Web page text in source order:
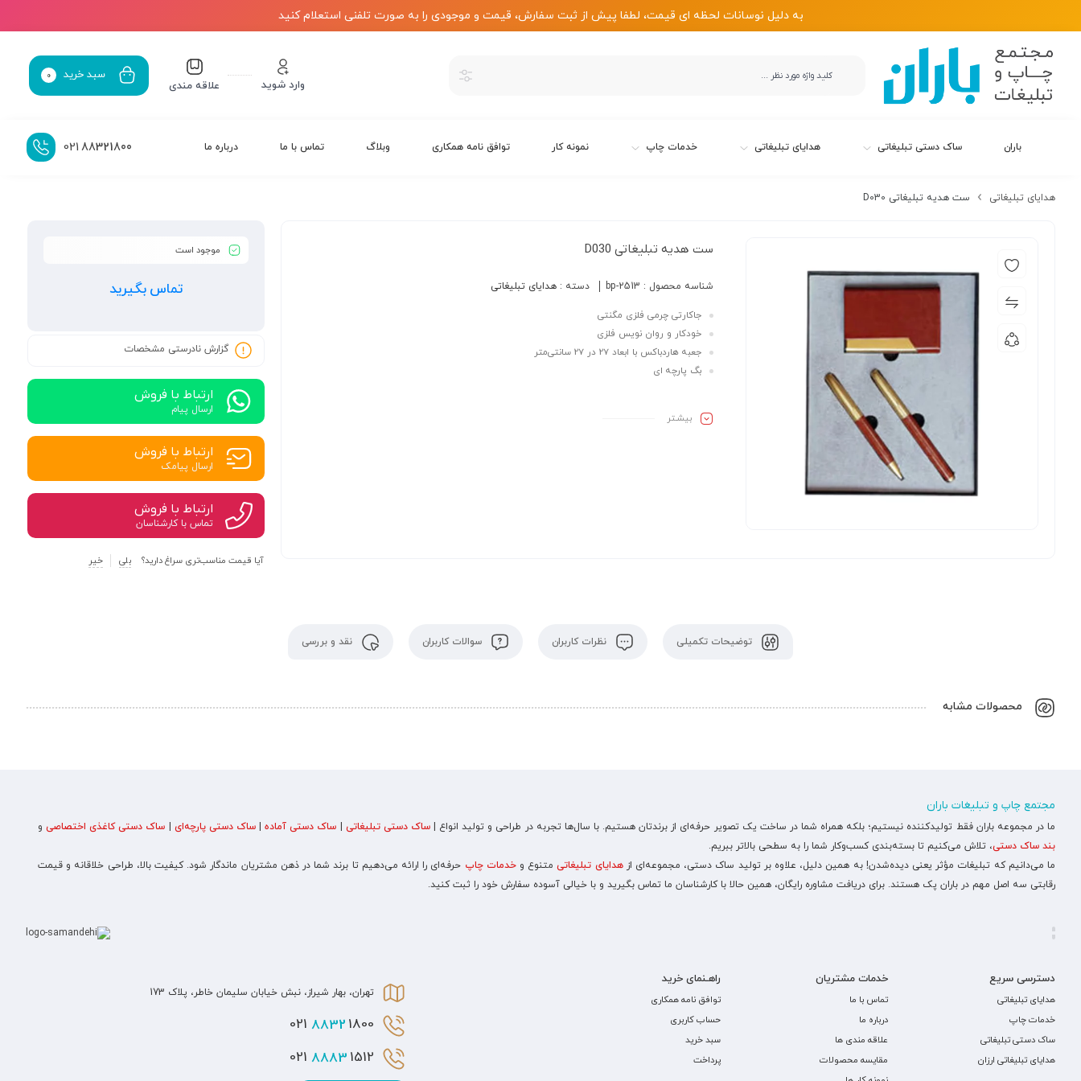
به دلیل نوسانات لحظه ای قیمت، لطفا پیش از ثبت سفارش، قیمت و موجودی را به صورت تلفنی استعلام کنید
وارد شوید علاقه مندی
سبد خرید 0
باران ساک دستی تبلیغاتی هدایای تبلیغاتی خدمات چاپ نمونه کار توافق نامه همکاری وبلاگ تماس با ما درباره ما 88321800
021
هدایای تبلیغاتی ست هدیه تبلیغاتی D030
ست هدیه تبلیغاتی D030
شناسه محصول : bp-2513 دسته : هدایای تبلیغاتی
جاکارتی چرمی فلزی مگنتی
خودکار و روان نویس فلزی
جعبه هاردباکس با ابعاد 27 در 27 سانتی‌متر
بگ پارچه ای
بیشـتر
موجود است
تماس بگیرید
گزارش نادرستی مشخصات
ارتباط با فروش
ارسال پیام
ارتباط با فروش
ارسال پیامک
ارتباط با فروش
تماس با کارشناسان
آیا قیمت مناسب‌تری سراغ دارید؟ بلی خیر
توضیحات تکمیلی نظرات کاربران سوالات کاربران نقد و بررسی
محصولات مشابه
مجتمع چاپ و تبلیغات باران
ما در مجموعه باران فقط تولیدکننده نیستیم؛ بلکه همراه شما در ساخت یک تصویر حرفه‌ای از برندتان هستیم. با سال‌ها تجربه در طراحی و تولید انواع |ساک دستی تبلیغاتی ساک دستی آماده|ساک دستی پارچه‌ای ساک دستی کاغذی اختصاصیو
بند ساک دستی، تلاش می‌کنیم تا بسته‌بندی کسب‌وکار شما را به سطحی بالاتر ببریم.
ما می‌دانیم که تبلیغات مؤثر یعنی دیده‌شدن! به همین دلیل، علاوه بر تولید ساک دستی، مجموعه‌ای ازهدایای تبلیغاتیمتنوع وخدمات چاپ حرفه‌ای را ارائه می‌دهیم تا برند شما در ذهن مشتریان ماندگار شود. کیفیت بالا، طراحی خلاقانه و قیمت
رقابتی سه اصل مهم در باران پک هستند. برای دریافت مشاوره رایگان، همین حالا با کارشناسان ما تماس بگیرید و با خیالی آسوده سفارش خود را ثبت کنید.
دسترسی سریع
هدایای تبلیغاتی
خدمات چاپ
ساک دستی تبلیغاتی
هدایای تبلیغاتی ارزان
خدمات مشتریان
تماس با ما
درباره ما
علاقه مندی ها
مقایسه محصولات
راهـنمای خرید
توافق نامه همکاری
حساب کاربری
سبد خرید
پرداخت
تهران، بهار شیراز، نبش خیابان سلیمان خاطر، پلاک 173
8832 1800 021
8883 1512 021